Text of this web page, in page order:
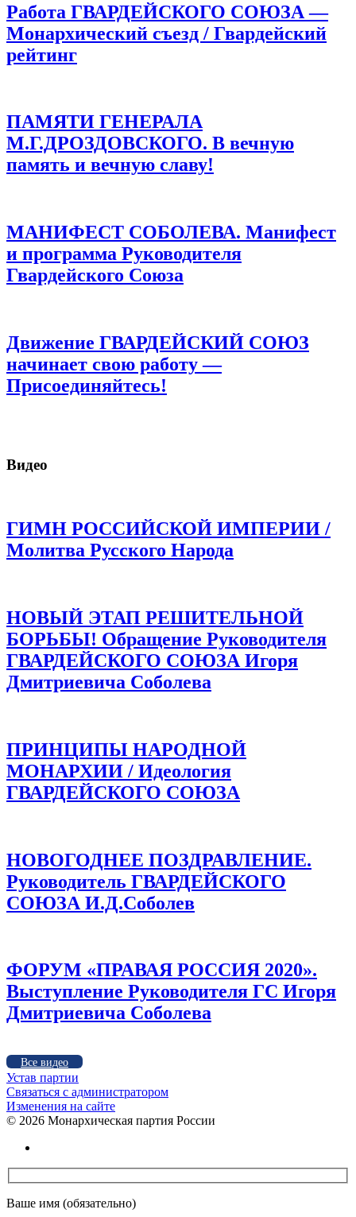
Работа ГВАРДЕЙСКОГО СОЮЗА —
Монархический съезд / Гвардейский
рейтинг
ПАМЯТИ ГЕНЕРАЛА
М.Г.ДРОЗДОВСКОГО. В вечную
память и вечную славу!
МАНИФЕСТ СОБОЛЕВА. Манифест
и программа Руководителя
Гвардейского Союза
Движение ГВАРДЕЙСКИЙ СОЮЗ
начинает свою работу —
Присоединяйтесь!
Видео
ГИМН РОССИЙСКОЙ ИМПЕРИИ /
Молитва Русского Народа
НОВЫЙ ЭТАП РЕШИТЕЛЬНОЙ
БОРЬБЫ! Обращение Руководителя
ГВАРДЕЙСКОГО СОЮЗА Игоря
Дмитриевича Соболева
ПРИНЦИПЫ НАРОДНОЙ
МОНАРХИИ / Идеология
ГВАРДЕЙСКОГО СОЮЗА
НОВОГОДНЕЕ ПОЗДРАВЛЕНИЕ.
Руководитель ГВАРДЕЙСКОГО
СОЮЗА И.Д.Соболев
ФОРУМ «ПРАВАЯ РОССИЯ 2020».
Выступление Руководителя ГС Игоря
Дмитриевича Соболева
Все видео
Устав партии
Связаться с администратором
Изменения на сайте
© 2026 Монархическая партия России
Ваше имя (обязательно)